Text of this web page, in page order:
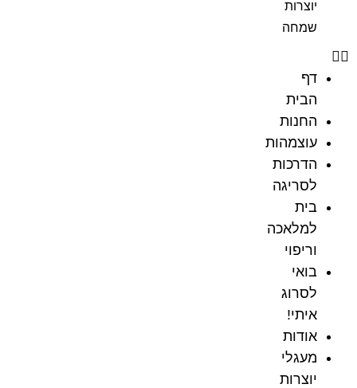
יוצרות
שמחה
דף
הבית
החנות
עוצמהות
הדרכות
לסריגה
בית
למלאכה
וריפוי
בואי
לסרוג
איתי!
אודות
מעגלי
יוצרות